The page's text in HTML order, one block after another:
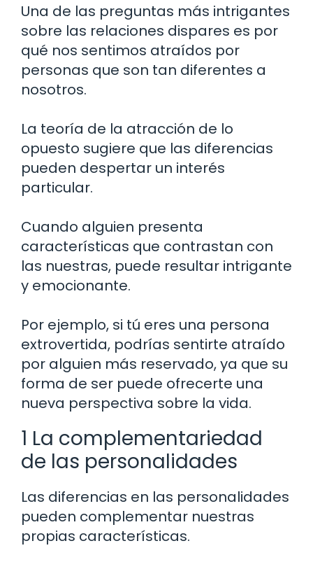
Una de las preguntas más intrigantes
sobre las relaciones dispares es por
qué nos sentimos atraídos por
personas que son tan diferentes a
nosotros.
La teoría de la atracción de lo
opuesto sugiere que las diferencias
pueden despertar un interés
particular.
Cuando alguien presenta
características que contrastan con
las nuestras, puede resultar intrigante
y emocionante.
Por ejemplo, si tú eres una persona
extrovertida, podrías sentirte atraído
por alguien más reservado, ya que su
forma de ser puede ofrecerte una
nueva perspectiva sobre la vida.
1 La complementariedad
de las personalidades
Las diferencias en las personalidades
pueden complementar nuestras
propias características.